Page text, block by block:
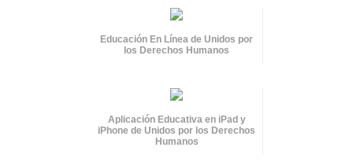
Educación En Línea de Unidos por
los Derechos Humanos
Aplicación Educativa en iPad y
iPhone de Unidos por los Derechos
Humanos